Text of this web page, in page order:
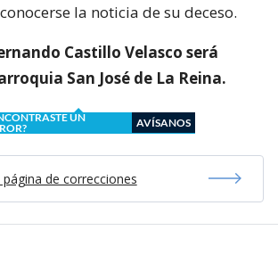
la noticia de su deceso.
Castillo Velasco será
San José de La Reina.
UN
AVÍSANOS
de correcciones